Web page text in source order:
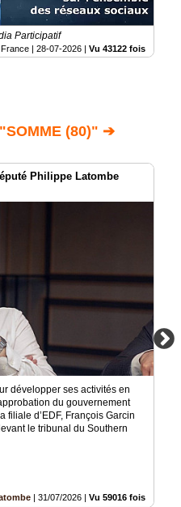
Participatif
France | 28-07-2026 | Vu 43122 fois
(80)" ➔
Philippe Latombe
développer ses activités en
du gouvernement
filiale d’EDF, François Garcin
le tribunal du Southern
31/07/2026 Vu 59016 fois